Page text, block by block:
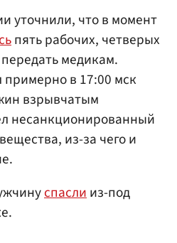
уточнили, что в момент
пять рабочих, четверых
медикам.
в 17:00 мск
взрывчатым
несанкционированный
из-за чего и
спаслииз-под